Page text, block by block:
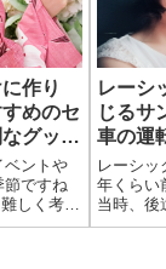
ルに合
作り
めのセ
グッズ
ベントや
節ですね
しく考え
、基本を
レーシ
じるサ
車の運
スがお
レーシッ
年くらい
当時、後
ときに夜